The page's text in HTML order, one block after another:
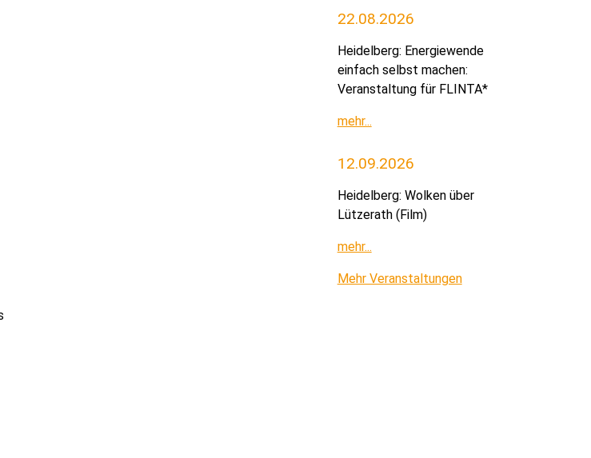
22.08.2026
Heidelberg: Energiewende
einfach selbst machen:
Veranstaltung für FLINTA*
mehr...
12.09.2026
Heidelberg: Wolken über
Lützerath (Film)
mehr...
Mehr Veranstaltungen